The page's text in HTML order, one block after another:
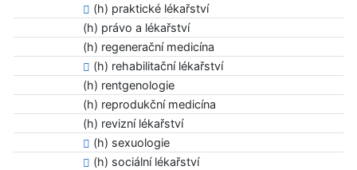
(h) praktické lékařství
(h) právo a lékařství
(h) regenerační medicína
(h) rehabilitační lékařství
(h) rentgenologie
(h) reprodukční medicína
(h) revizní lékařství
(h) sexuologie
(h) sociální lékařství